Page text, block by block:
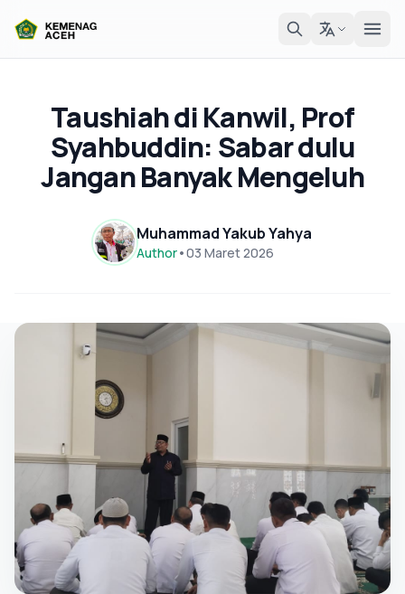
Taushiah di Kanwil, Prof
Syahbuddin: Sabar dulu
Jangan Banyak Mengeluh
Muhammad Yakub Yahya
Author•03 Maret 2026